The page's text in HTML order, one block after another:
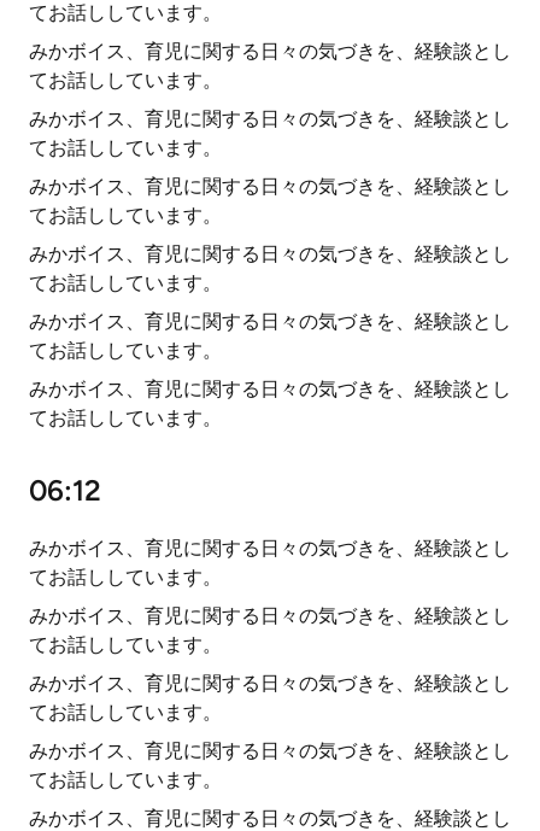
てお話ししています。
みかボイス、育児に関する日々の気づきを、経験談とし
てお話ししています。
みかボイス、育児に関する日々の気づきを、経験談とし
てお話ししています。
みかボイス、育児に関する日々の気づきを、経験談とし
てお話ししています。
みかボイス、育児に関する日々の気づきを、経験談とし
てお話ししています。
みかボイス、育児に関する日々の気づきを、経験談とし
てお話ししています。
みかボイス、育児に関する日々の気づきを、経験談とし
てお話ししています。
06:12
みかボイス、育児に関する日々の気づきを、経験談とし
てお話ししています。
みかボイス、育児に関する日々の気づきを、経験談とし
てお話ししています。
みかボイス、育児に関する日々の気づきを、経験談とし
てお話ししています。
みかボイス、育児に関する日々の気づきを、経験談とし
てお話ししています。
みかボイス、育児に関する日々の気づきを、経験談とし